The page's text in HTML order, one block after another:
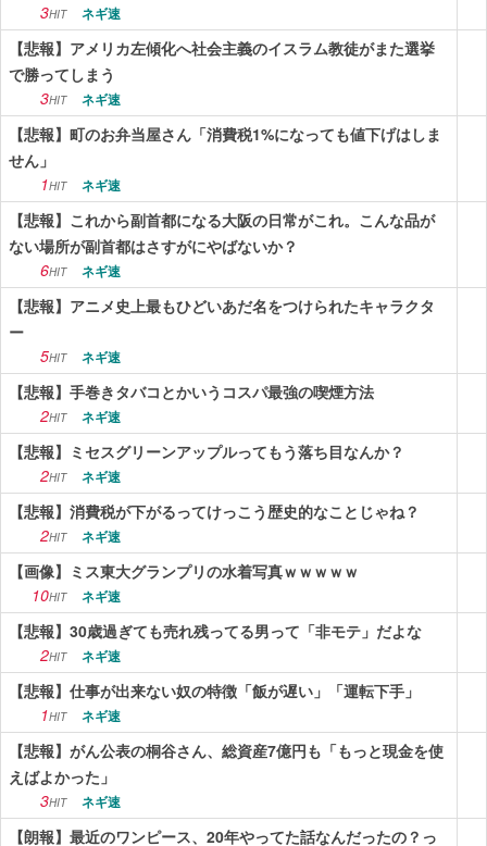
3HIT ネギ速
【悲報】アメリカ左傾化へ社会主義のイスラム教徒がまた選挙
で勝ってしまう
3HIT ネギ速
【悲報】町のお弁当屋さん「消費税1%になっても値下げはしま
せん」
1HIT ネギ速
【悲報】これから副首都になる大阪の日常がこれ。こんな品が
ない場所が副首都はさすがにやばないか？
6HIT ネギ速
【悲報】アニメ史上最もひどいあだ名をつけられたキャラクタ
ー
5HIT ネギ速
【悲報】手巻きタバコとかいうコスパ最強の喫煙方法
2HIT ネギ速
【悲報】ミセスグリーンアップルってもう落ち目なんか？
2HIT ネギ速
【悲報】消費税が下がるってけっこう歴史的なことじゃね？
2HIT ネギ速
【画像】ミス東大グランプリの水着写真ｗｗｗｗｗ
10HIT ネギ速
【悲報】30歳過ぎても売れ残ってる男って「非モテ」だよな
2HIT ネギ速
【悲報】仕事が出来ない奴の特徴「飯が遅い」「運転下手」
1HIT ネギ速
【悲報】がん公表の桐谷さん、総資産7億円も「もっと現金を使
えばよかった」
3HIT ネギ速
【朗報】最近のワンピース、20年やってた話なんだったの？っ